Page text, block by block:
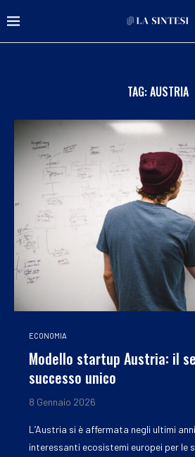
TAG:AUSTRIA
ECONOMIA
Modello startup Austria: il
successo unico
8 Gennaio 2026
L’Austria si è affermata negli ultimi
interessanti ecosistemi europei per